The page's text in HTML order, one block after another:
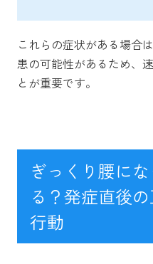
これらの症状がある場合
患の可能性があるため、
とが重要です。
ぎっくり腰に
る？発症直後
行動